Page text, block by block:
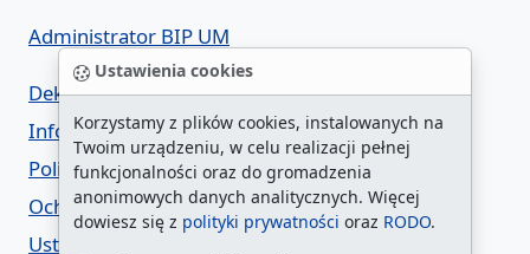
Ustawienia cookies
Korzystamy z plików cookies, instalowanych na
Twoim urządzeniu, w celu realizacji pełnej
funkcjonalności oraz do gromadzenia
anonimowych danych analitycznych. Więcej
dowiesz się z polityki prywatności oraz RODO.
Administrator BIP UM
Deklaracja dostępności
Informacja o urzędzie w ETR
Polityka prywatności
Ochrona danych osobowych
Ustawienia cookies